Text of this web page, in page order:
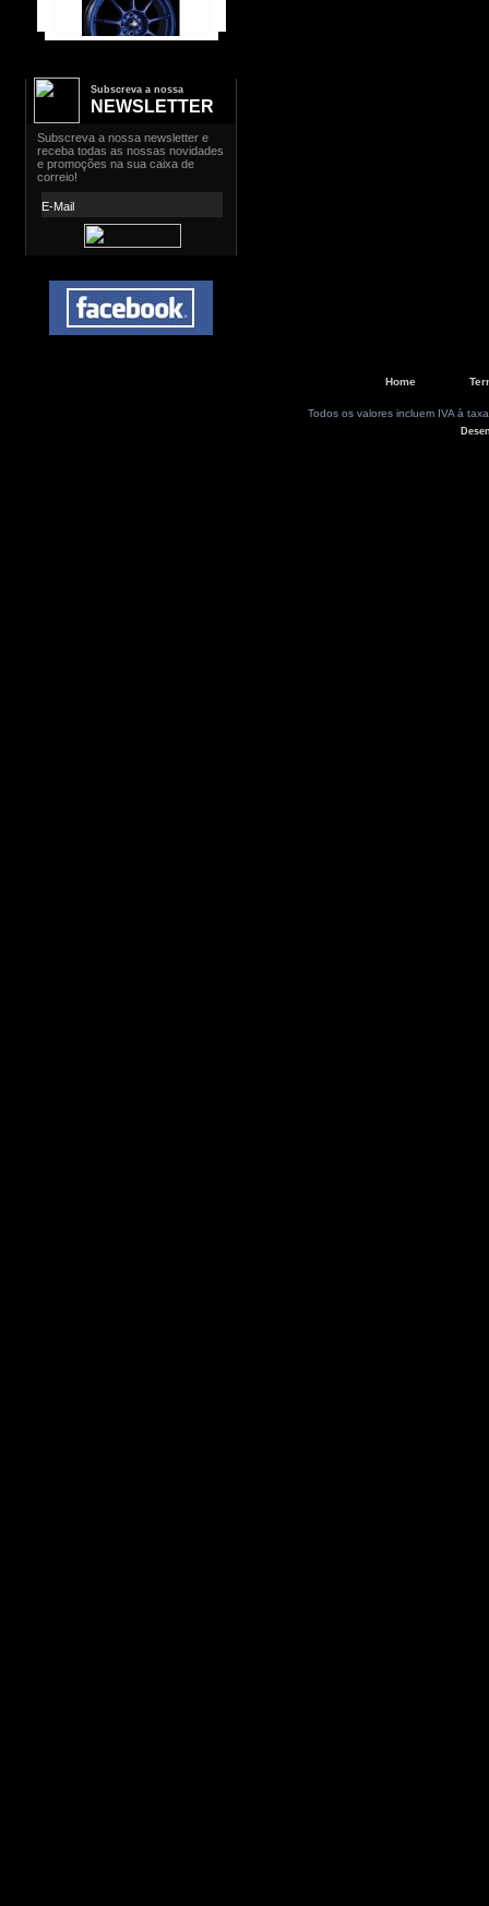
Subscreva a nossa
NEWSLETTER
Home
Todos os valores incluem IVA à